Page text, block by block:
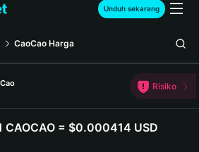
Unduh sekarang
CaoCao Harga
Risiko
CAOCAO = $0.000414 USD